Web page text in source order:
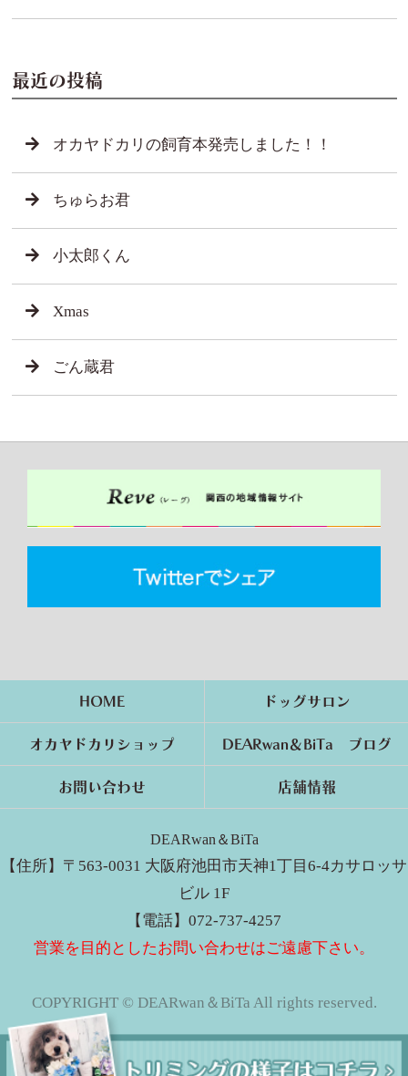
最近の投稿
オカヤドカリの飼育本発売しました！！
ちゅらお君
小太郎くん
Xmas
ごん蔵君
HOME ドッグサロン
オカヤドカリショップ DEARwan＆BiTa ブログ
お問い合わせ 店舗情報
DEARwan＆BiTa
【住所】〒563-0031 大阪府池田市天神1丁目6-4カサロッサ
ビル 1F
【電話】072-737-4257
営業を目的としたお問い合わせはご遠慮下さい。
COPYRIGHT © DEARwan＆BiTa All rights reserved.